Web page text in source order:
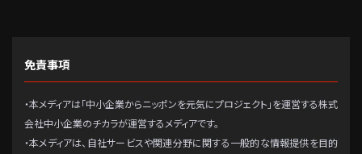
免責事項
・本メディアは「中小企業からニッポンを元気にプロジェクト」を運営する株式
会社中小企業のチカラが運営するメディアです。
・本メディアは、自社サービスや関連分野に関する一般的な情報提供を目的